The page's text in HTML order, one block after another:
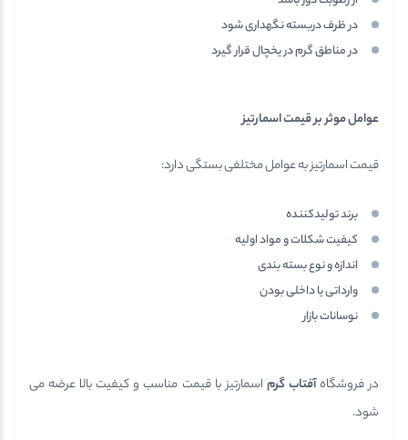
در ظرف دربسته نگهداری شود
در مناطق گرم در یخچال قرار گیرد
عوامل موثر بر قیمت اسمارتیز
قیمت اسمارتیز به عوامل مختلفی بستگی دارد:
برند تولیدکننده
کیفیت شکلات و مواد اولیه
اندازه و نوع بسته بندی
وارداتی یا داخلی بودن
نوسانات بازار
در فروشگاهآفتاب گرم اسمارتیز با قیمت مناسب و کیفیت بالا عرضه می
شود.